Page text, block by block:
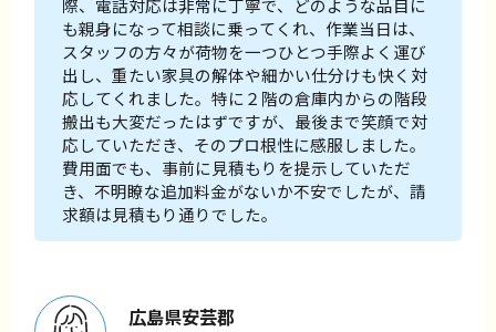
際、電話対応は非常に丁寧で、どのような品目に
も親身になって相談に乗ってくれ、作業当日は、
スタッフの方々が荷物を一つひとつ手際よく運び
出し、重たい家具の解体や細かい仕分けも快く対
応してくれました。特に２階の倉庫内からの階段
搬出も大変だったはずですが、最後まで笑顔で対
応していただき、そのプロ根性に感服しました。
費用面でも、事前に見積もりを提示していただ
き、不明瞭な追加料金がないか不安でしたが、請
求額は見積もり通りでした。
広島県安芸郡